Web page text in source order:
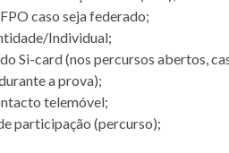
caso seja federado;
Individual;
Si-card (nos percursos abertos,
a prova);
telemóvel;
participação (percurso);